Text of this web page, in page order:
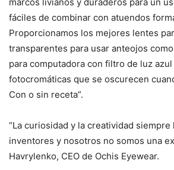
fáciles de combinar con atuendos
Proporcionamos los mejores lentes
transparentes para usar anteojos
para computadora con filtro de luz
fotocromáticas que se oscurecen
Con o sin receta”.
“La curiosidad y la creatividad siempre
inventores y nosotros no somos una
Havrylenko, CEO de Ochis Eyewear.